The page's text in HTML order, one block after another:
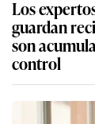
Los
guardan
son
control